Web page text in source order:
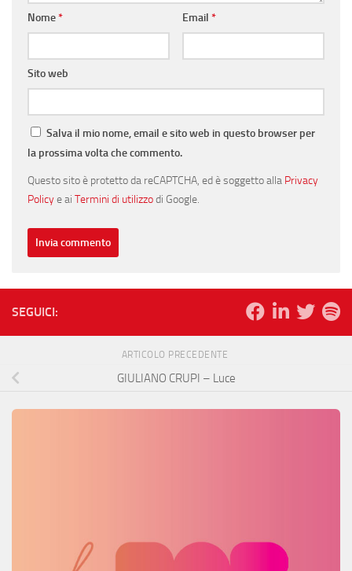
Nome* Email *
Sito web
Salva il mio nome, email e sito web in questo browser per
la prossima volta che commento.
Questo sito è protetto da reCAPTCHA, ed è soggetto alla Privacy
Policye ai Termini di utilizzodi Google.
SEGUICI:
ARTICOLO PRECEDENTE
GIULIANO CRUPI – Luce